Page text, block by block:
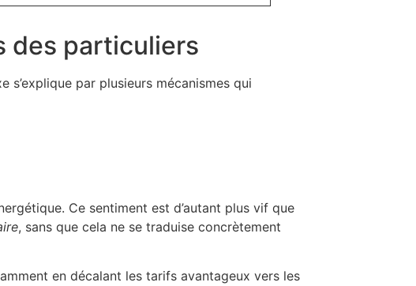
des particuliers
s’explique par plusieurs mécanismes qui
Ce sentiment est d’autant plus vif que
, sans que cela ne se traduise concrètement
en décalant les tarifs avantageux vers les